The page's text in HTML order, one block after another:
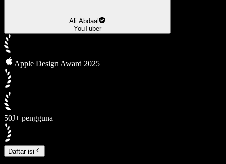
Ali Abdaal
YouTuber
Apple Design Award 2025
50J+ pengguna
Daftar isi